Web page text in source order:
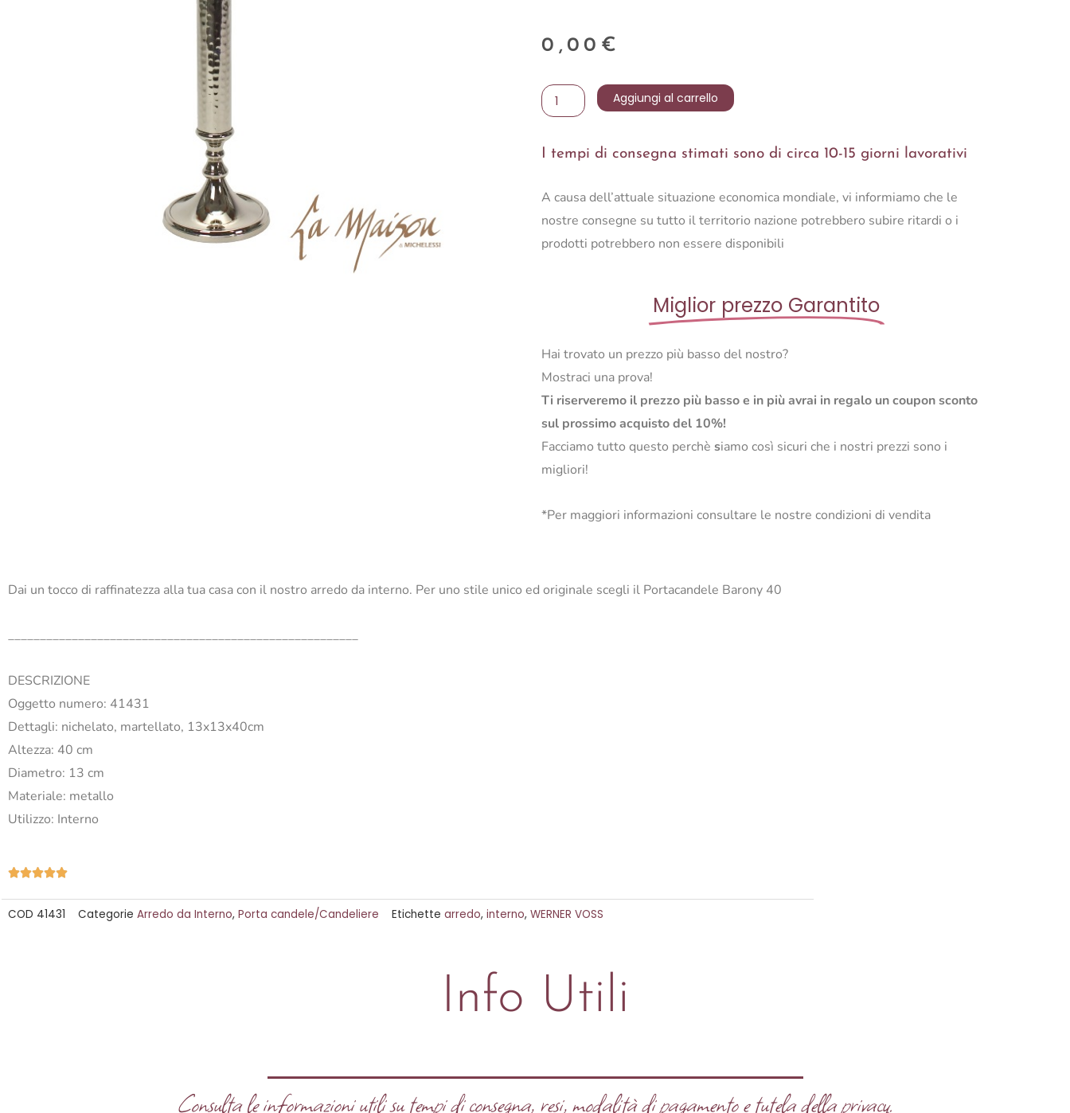
0,00 €
Portacandele
Barony
quantità
Aggiungi al carrello
I tempi di consegna stimati sono di circa 10-15 giorni lavorativi
A causa dell’attuale situazione economica mondiale, vi informiamo che le
nostre consegne su tutto il territorio nazione potrebbero subire ritardi o i
prodotti potrebbero non essere disponibili
Miglior prezzo Garantito
Hai trovato un prezzo più basso del nostro?
Mostraci una prova!
Ti riserveremo il prezzo più basso e in più avrai in regalo un coupon sconto
sul prossimo acquisto del 10%!
Facciamo tutto questo perchè siamo così sicuri che i nostri prezzi sono i
migliori!
*Per maggiori informazioni consultare le nostre condizioni di vendita
Dai un tocco di raffinatezza alla tua casa con il nostro arredo da interno. Per uno stile unico ed originale scegli il Portacandele Barony 40
_______________________________________________________
DESCRIZIONE
Oggetto numero: 41431
Dettagli: nichelato, martellato, 13x13x40cm
Altezza: 40 cm
Diametro: 13 cm
Materiale: metallo
Utilizzo: Interno
Valutazione
COD 41431 Categorie Arredo da Interno, Porta candele/Candeliere Etichette arredo, interno, WERNER VOSS
Info Utili
Consulta le informazioni utili su tempi di consegna, resi, modalità di pagamento e tutela della privacy.